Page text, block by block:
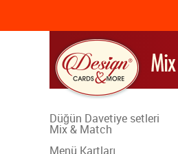
Düğün Davetiye setleri
Mix & Match
Menü Kartları